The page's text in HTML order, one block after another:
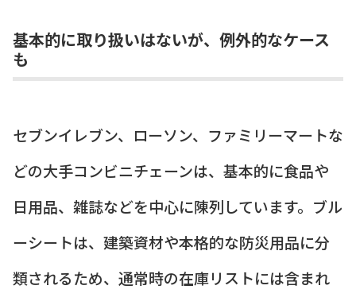
基本的に取り扱いはないが、例外的なケース
も
セブンイレブン、ローソン、ファミリーマートな
どの大手コンビニチェーンは、基本的に食品や
日用品、雑誌などを中心に陳列しています。ブル
ーシートは、建築資材や本格的な防災用品に分
類されるため、通常時の在庫リストには含まれ